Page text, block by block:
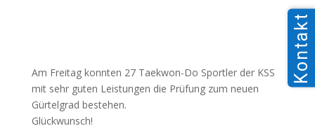
Am Freitag konnten 27 Taekwon-Do Sportler der KSS
mit sehr guten Leistungen die Prüfung zum neuen
Gürtelgrad bestehen.
Glückwunsch!
Kontakt